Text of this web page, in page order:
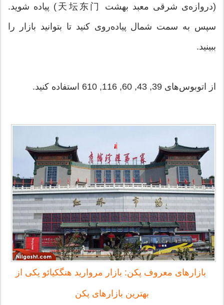
(دروازه‌ی شرقی معبد بهشت 天坛东门) پیاده شوید.
سپس به سمت شمال پیاده‌روی کنید تا بتوانید بازار را
ببینید.
از اتوبوس‌های 39, 43, 60, 116, 610 استفاده کنید.
بازارهای معروف پکن: بازار مروارید هنگکیائو یکی از
بهترین بازارهای پکن